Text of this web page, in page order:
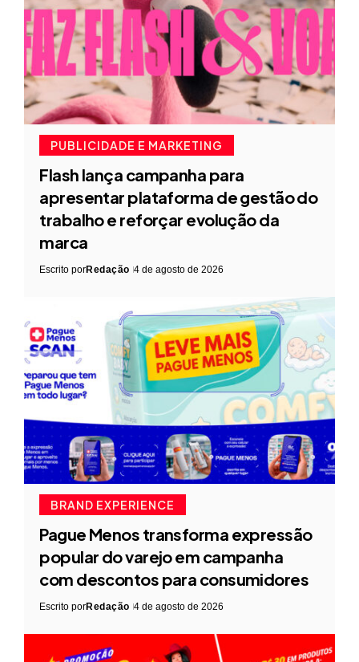
PUBLICIDADE E MARKETING
Flash lança campanha para
apresentar plataforma de gestão do
trabalho e reforçar evolução da
marca
Escrito porRedação 4 de agosto de 2026
BRAND EXPERIENCE
Pague Menos transforma expressão
popular do varejo em campanha
com descontos para consumidores
Escrito porRedação 4 de agosto de 2026